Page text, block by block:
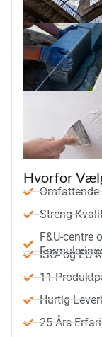
Hvorfor
Omfattende
Streng
F&U-centre
ISO- og EU
11
Hurtig
25 Års